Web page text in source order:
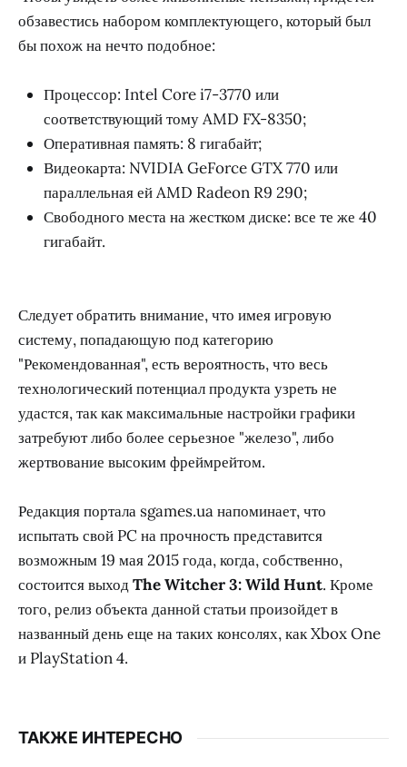
обзавестись набором комплектующего, который был
бы похож на нечто подобное:
Процессор: Intel Core i7-3770 или
соответствующий тому AMD FX-8350;
Оперативная память: 8 гигабайт;
Видеокарта: NVIDIA GeForce GTX 770 или
параллельная ей AMD Radeon R9 290;
Свободного места на жестком диске: все те же 40
гигабайт.
Следует обратить внимание, что имея игровую
систему, попадающую под категорию
"Рекомендованная", есть вероятность, что весь
технологический потенциал продукта узреть не
удастся, так как максимальные настройки графики
затребуют либо более серьезное "железо", либо
жертвование высоким фреймрейтом.
Редакция портала sgames.ua напоминает, что
испытать свой PC на прочность представится
возможным 19 мая 2015 года, когда, собственно,
состоится выходThe Witcher 3: Wild Hunt. Кроме
того, релиз объекта данной статьи произойдет в
названный день еще на таких консолях, как Xbox One
и PlayStation 4.
ТАКЖЕ ИНТЕРЕСНО